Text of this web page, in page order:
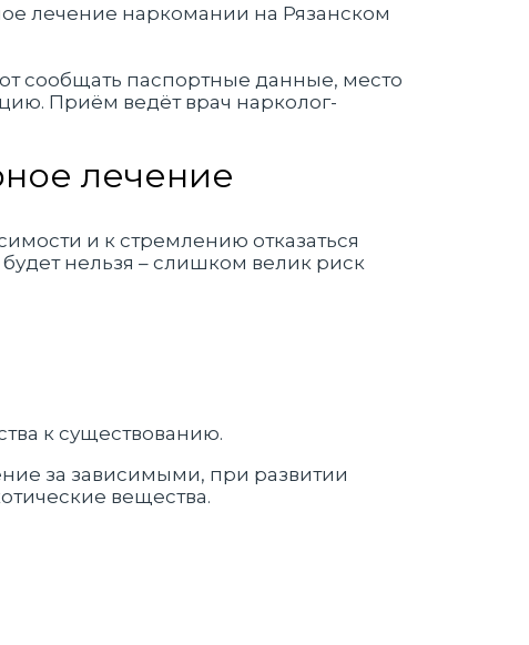
сообщать паспортные данные, место
Приём ведёт врач нарколог-
лечение
и к стремлению отказаться
нельзя – слишком велик риск
к существованию.
за зависимыми, при развитии
вещества.